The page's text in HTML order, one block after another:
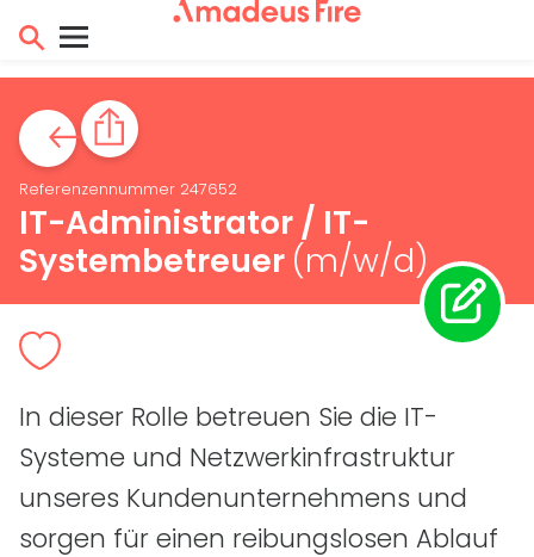
Referenzennummer 247652
IT-Administrator / IT-
Systembetreuer (m/w/d)
In dieser Rolle betreuen Sie die IT-
Systeme und Netzwerkinfrastruktur
unseres Kundenunternehmens und
sorgen für einen reibungslosen Ablauf